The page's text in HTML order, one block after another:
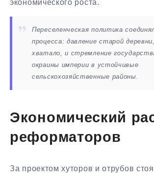
экономического роста.
Переселенческая политика
процесса: давление старой
хватало, и стремление
окраины империи в устойчивые
сельскохозяйственные районы.
Экономический
реформаторов
За проектом хуторов и отрубов